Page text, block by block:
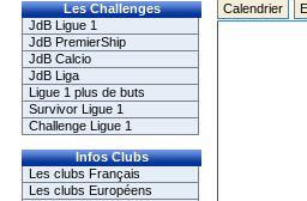
Les Challenges
JdB Ligue 1
JdB PremierShip
JdB Calcio
JdB Liga
Ligue 1 plus de buts
Survivor Ligue 1
Challenge Ligue 1
Infos Clubs
Les clubs Français
Les clubs Européens
Calendrier